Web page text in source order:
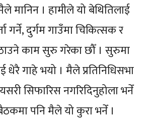
मानिन । हामीले यो बेथितिलाई
गर्ने, दुर्गम गाउँमा चिकित्सक र
काम सुरु गरेका छौँ । सुरुमा
धेरै गाहे भयो । मैले प्रतिनिधिसभा
सिफारिस नगरिदिनुहोला भनेँ
पनि मैले यो कुरा भनेँ ।